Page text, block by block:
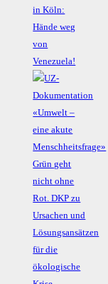
in Köln:
Hände weg
von
Venezuela!